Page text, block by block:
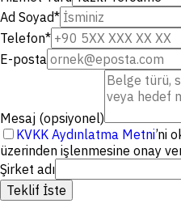
Ad Soyad*
Telefon*
E-posta
Mesaj (opsiyonel)
KVKK Aydınlatma Metni’ni
üzerinden işlenmesine onay
Şirket adı
Teklif İste